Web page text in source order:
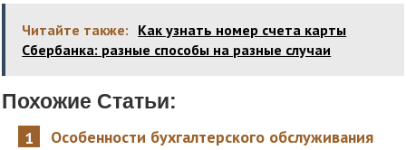
Читайте также: Как узнать номер счета карты
Сбербанка: разные способы на разные случаи
Похожие Статьи:
Особенности бухгалтерского обслуживания